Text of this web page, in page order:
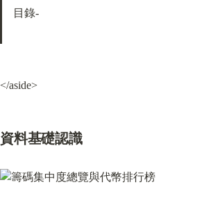
目錄-
</aside>
資料基礎認識